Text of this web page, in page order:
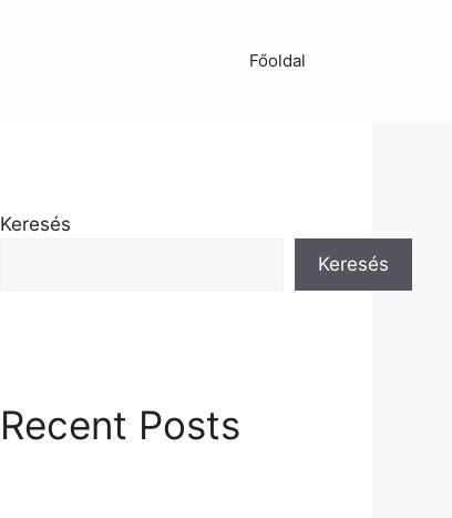
Főoldal
Keresés
Keresés
Recent Posts